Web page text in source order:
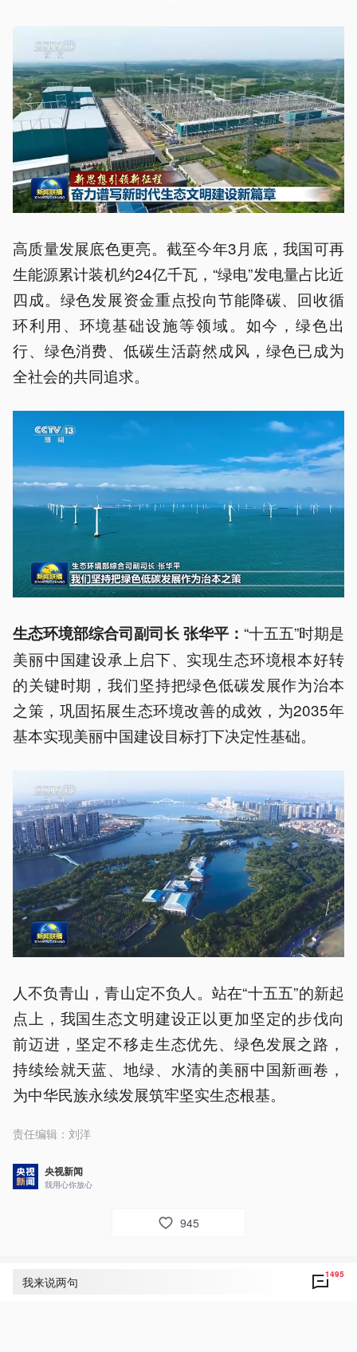
高质量发展底色更亮。截至今年3月底，我国可再
生能源累计装机约24亿千瓦，“绿电”发电量占比近
四成。绿色发展资金重点投向节能降碳、回收循
环利用、环境基础设施等领域。如今，绿色出
行、绿色消费、低碳生活蔚然成风，绿色已成为
全社会的共同追求。
生态环境部综合司副司长 张华平： “十五五”时期是
美丽中国建设承上启下、实现生态环境根本好转
的关键时期，我们坚持把绿色低碳发展作为治本
之策，巩固拓展生态环境改善的成效，为2035年
基本实现美丽中国建设目标打下决定性基础。
人不负青山，青山定不负人。站在“十五五”的新起
点上，我国生态文明建设正以更加坚定的步伐向
前迈进，坚定不移走生态优先、绿色发展之路，
持续绘就天蓝、地绿、水清的美丽中国新画卷，
为中华民族永续发展筑牢坚实生态根基。
责任编辑： 刘洋
央视新闻
我用心你放心
945
评论1495
我来说两句 1495